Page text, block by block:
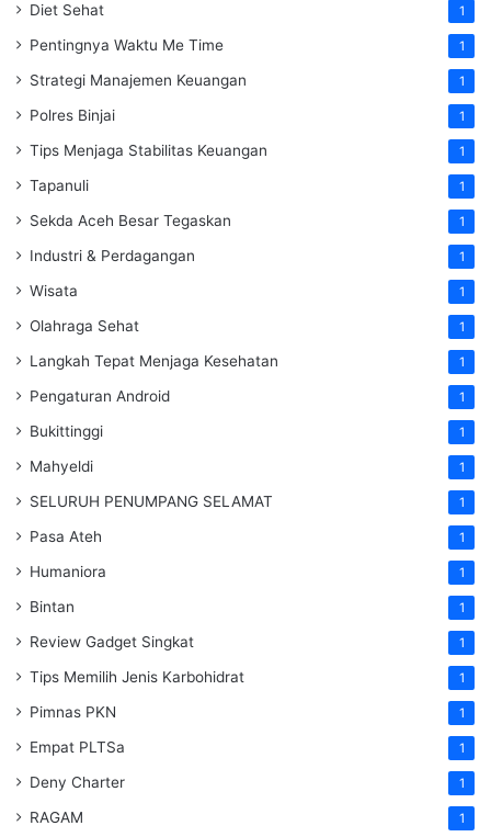
Diet Sehat 1
Pentingnya Waktu Me Time 1
Strategi Manajemen Keuangan 1
Polres Binjai 1
Tips Menjaga Stabilitas Keuangan 1
Tapanuli 1
Sekda Aceh Besar Tegaskan 1
Industri & Perdagangan 1
Wisata 1
Olahraga Sehat 1
Langkah Tepat Menjaga Kesehatan 1
Pengaturan Android 1
Bukittinggi 1
Mahyeldi 1
SELURUH PENUMPANG SELAMAT 1
Pasa Ateh 1
Humaniora 1
Bintan 1
Review Gadget Singkat 1
Tips Memilih Jenis Karbohidrat 1
Pimnas PKN 1
Empat PLTSa 1
Deny Charter 1
RAGAM 1